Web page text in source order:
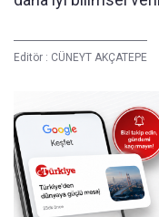
Editör : CÜNEYT AKÇATEPE